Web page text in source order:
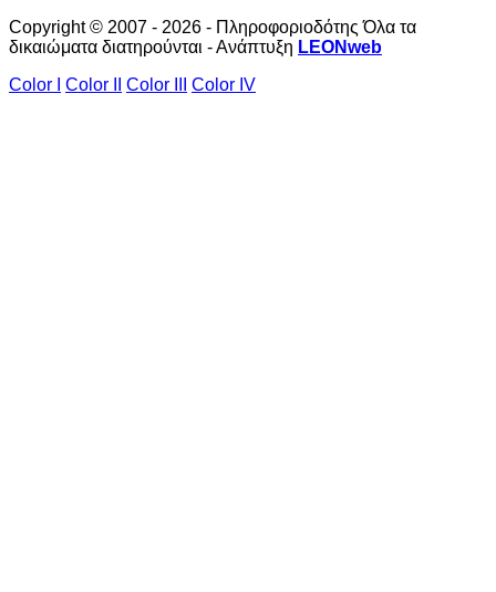
Copyright © 2007 - 2026 - Πληροφοριοδότης Όλα τα
δικαιώματα διατηρούνται - Ανάπτυξη LEONweb
Color I
Color II Color III Color IV